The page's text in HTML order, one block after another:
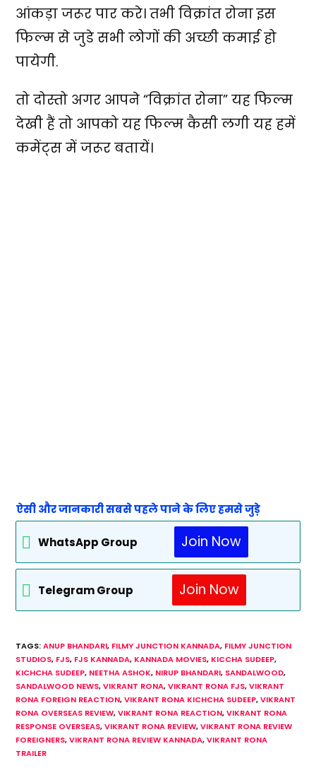
आंकड़ा जरूर पार करे। तभी विक्रांत रोना इस
फिल्म से जुडे सभी लोगों की अच्छी कमाई हो
पायेगी.
तो दोस्तो अगर आपने “विक्रांत रोना” यह फिल्म
देखी हैं तो आपको यह फिल्म कैसी लगी यह हमें
कमेंट्स में जरूर बतायें।
ऐसी और जानकारी सबसे पहले पाने के लिए हमसे जुड़े
WhatsApp Group Join Now
Telegram Group Join Now
TAGS:ANUP BHANDARI, FILMY JUNCTION KANNADA, FILMY JUNCTION
STUDIOS, FJS, FJS KANNADA, KANNADA MOVIES, KICCHA SUDEEP,
KICHCHA SUDEEP, NEETHA ASHOK, NIRUP BHANDARI, SANDALWOOD,
SANDALWOOD NEWS, VIKRANT RONA, VIKRANT RONA FJS, VIKRANT
RONA FOREIGN REACTION, VIKRANT RONA KICHCHA SUDEEP, VIKRANT
RONA OVERSEAS REVIEW, VIKRANT RONA REACTION, VIKRANT RONA
RESPONSE OVERSEAS, VIKRANT RONA REVIEW, VIKRANT RONA REVIEW
FOREIGNERS, VIKRANT RONA REVIEW KANNADA, VIKRANT RONA
TRAILER